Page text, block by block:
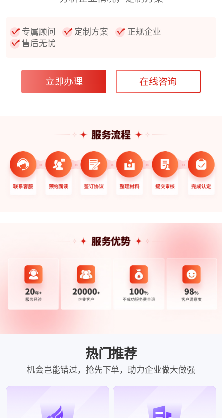
专属顾问 定制方案
正规企业
售后无忧
立即办理 在线咨询
热门推荐
机会岂能错过，抢先下单，助力企业做大做强